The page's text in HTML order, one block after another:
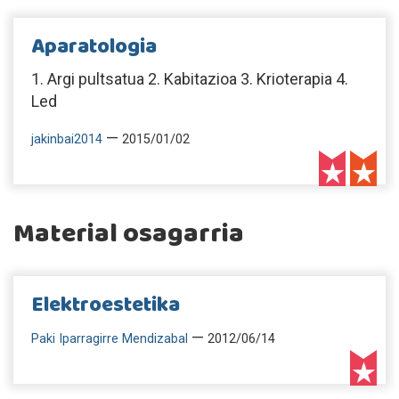
Aparatologia
1. Argi pultsatua 2. Kabitazioa 3. Krioterapia 4.
Led
jakinbai2014 — 2015/01/02
Material osagarria
Elektroestetika
Paki Iparragirre Mendizabal — 2012/06/14